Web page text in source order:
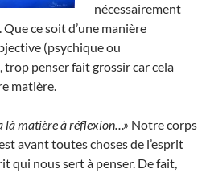
nécessairement
Que ce soit d’une manière
(psychique ou
trop penser fait grossir car cela
matière.
là matière à réflexion…» Notre corps
avant toutes choses de l’esprit
qui nous sert à penser. De fait,